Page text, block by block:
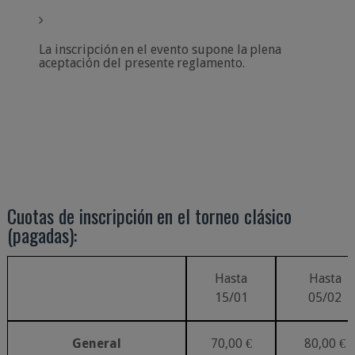
La inscripción en el evento supone la plena
aceptación del presente reglamento.
Cuotasde inscripciónen el torneo clásico
(pagadas):
Hasta
15/01
Hasta
05/02
General 70,00 € 80,00 €